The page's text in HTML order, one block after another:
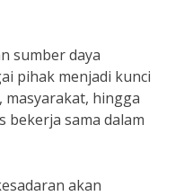
sumber daya
pihak menjadi kunci
hingga
bekerja sama dalam
akan